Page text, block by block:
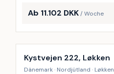
Ab 11.102 DKK/ Woche
Inkl. Endreinigung
Kystvejen 222, Løkken
Dänemark · Nordjütland · Løkken